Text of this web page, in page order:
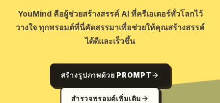
YouMind คือผู้ช่วยสร้างสรรค์ AI ที่ครีเอเตอร์ทั่วโลกไว้
วางใจ ทุกพรอมต์ที่นี่คัดสรรมาเพื่อช่วยให้คุณสร้างสรรค์
ได้ดีและเร็วขึ้น
สร้างรูปภาพด้วย PROMPT
สำรวจพรอมต์เพิ่มเติม